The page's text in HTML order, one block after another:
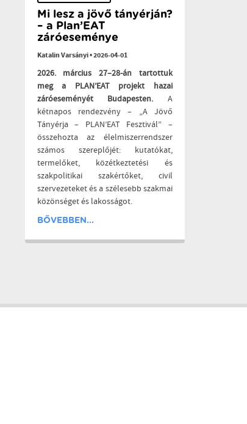
Mi lesz a jövő tányérján?
– a Plan’EAT
záróeseménye
Katalin Varsányi•2026-04-01
2026. március 27–28-án tartottuk
meg a PLAN’EAT projekt hazai
záróeseményét Budapesten. A
kétnapos rendezvény – „A Jövő
Tányérja – PLAN’EAT Fesztivál” –
összehozta az élelmiszerrendszer
számos szereplőjét: kutatókat,
termelőket, közétkeztetési és
szakpolitikai szakértőket, civil
szervezeteket és a szélesebb szakmai
közönséget és lakosságot.
BŐVEBBEN...